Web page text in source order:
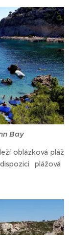
Bay
oblázková pláž
plážová